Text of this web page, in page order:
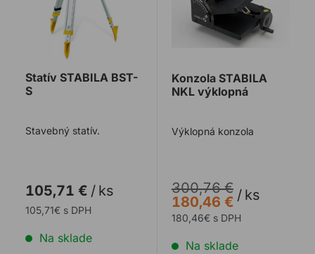
Statív STABILA BST-
S
Stavebný statív.
105,71 € / ks
105,71€ s DPH
Na sklade
Konzola STABILA
NKL výklopná
Výklopná konzola
300,76 €
180,46 € / ks
180,46€ s DPH
Na sklade